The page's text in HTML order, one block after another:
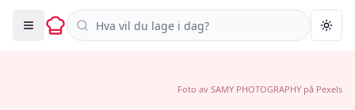
Søk i oppskrifter
Foto av SAMY PHOTOGRAPHY på Pexels